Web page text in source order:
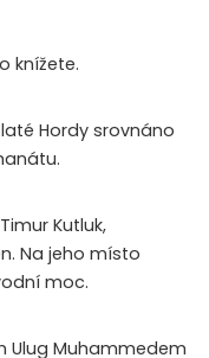
knížete.
Hordy srovnáno
Kutluk,
Na jeho místo
moc.
Ulug Muhammedem